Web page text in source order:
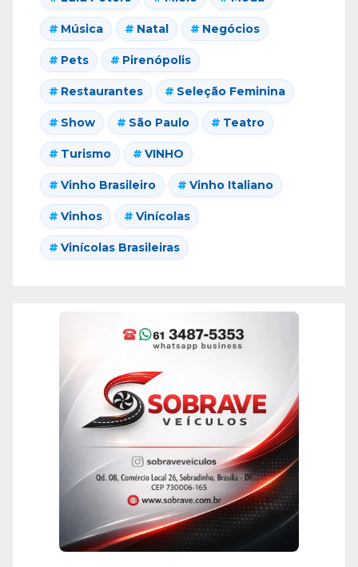
Música Natal Negócios
Pets Pirenópolis
Restaurantes Seleção Feminina
Show São Paulo Teatro
Turismo VINHO
Vinho Brasileiro Vinho Italiano
Vinhos Vinícolas
Vinícolas Brasileiras